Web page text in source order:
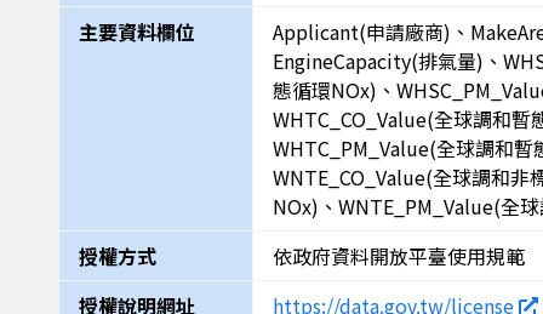
主要資料欄位
Applicant(申請廠商)、
EngineCapacity(排氣量)、
態循環NOx)、
WHTC_CO_Value(全球調和
WHTC_PM_Value(全球調和
WNTE_CO_Value(全球調和
NOx)、WNTE_PM_Value(全
授權方式
依政府資料開放平臺使用規範
授權說明網址
https://data.gov.tw/license